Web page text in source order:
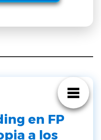
en FP
a los